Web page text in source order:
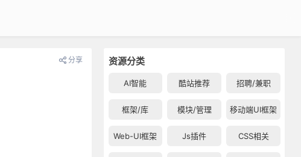
资源分类
AI智能 酷站推荐 招聘/兼职
框架/库 模块/管理 移动端UI框架
Web-UI框架 Js插件 CSS相关
分享